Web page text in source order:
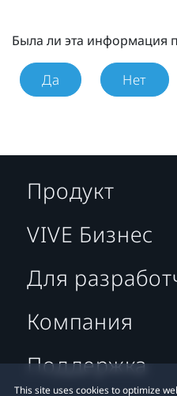
Была ли эта информация
Да Нет
This site uses cookies to optimize
Продукт
VIVE Бизнес
Для
Компания
Поддержка